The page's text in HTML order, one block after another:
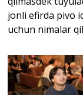
jonli efirda pivo
uchun nimalar